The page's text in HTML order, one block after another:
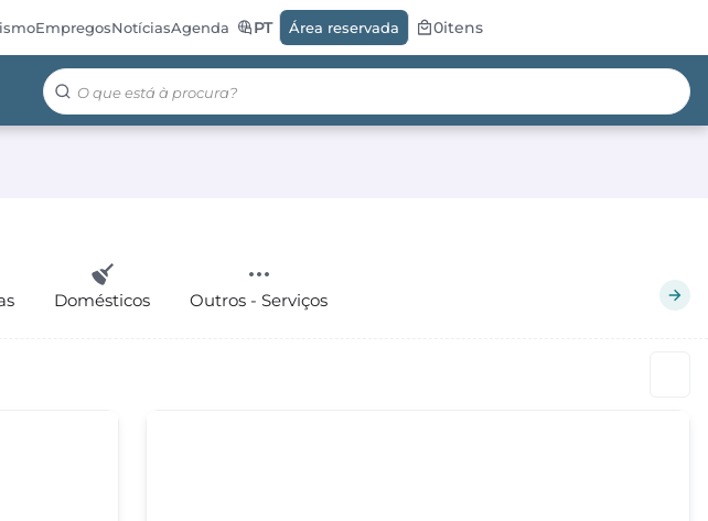
EmpregosNotíciasAgenda PT Área reservada 0itens
Domésticos Outros - Serviços